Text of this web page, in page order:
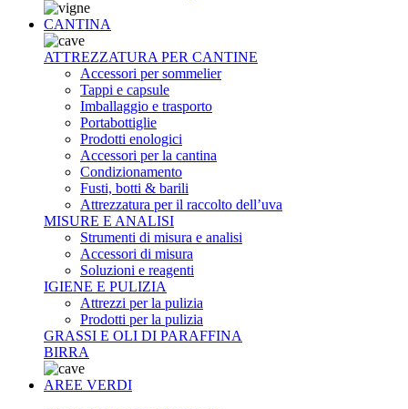
CANTINA
ATTREZZATURA PER CANTINE
Accessori per sommelier
Tappi e capsule
Imballaggio e trasporto
Portabottiglie
Prodotti enologici
Accessori per la cantina
Condizionamento
Fusti, botti & barili
Attrezzatura per il raccolto dell’uva
MISURE E ANALISI
Strumenti di misura e analisi
Accessori di misura
Soluzioni e reagenti
IGIENE E PULIZIA
Attrezzi per la pulizia
Prodotti per la pulizia
GRASSI E OLI DI PARAFFINA
BIRRA
AREE VERDI